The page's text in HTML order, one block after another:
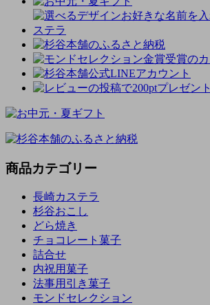
商品カテゴリー
長崎カステラ
杉谷おこし
どら焼き
チョコレート菓子
詰合せ
内祝用菓子
法事用引き菓子
モンドセレクション